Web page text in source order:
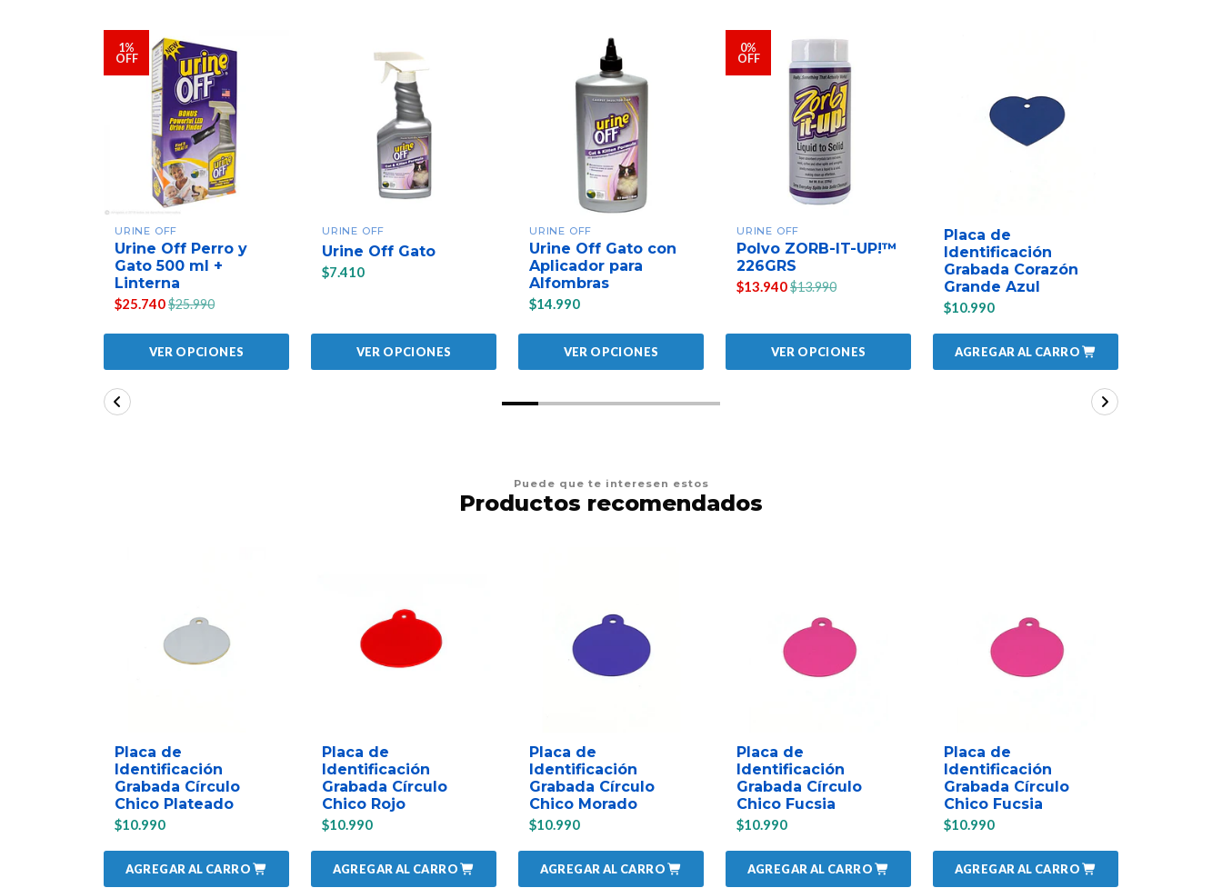
1%
OFF
URINE OFF
Urine Off Perro y
Gato 500 ml +
Linterna
$25.740$25.990
VER OPCIONES
URINE OFF
Urine Off Gato
$7.410
VER OPCIONES
URINE OFF
Urine Off Gato con
Aplicador para
Alfombras
$14.990
VER OPCIONES
0%
OFF
URINE OFF
Polvo ZORB-IT-UP!™
226GRS
$13.940$13.990
VER OPCIONES
Placa de
Identificación
Grabada Corazón
Grande Azul
$10.990
AGREGAR AL CARRO
Puede que te interesen estos
Productos recomendados
Placa de
Identificación
Grabada Círculo
Chico Plateado
$10.990
AGREGAR AL CARRO
Placa de
Identificación
Grabada Círculo
Chico Rojo
$10.990
AGREGAR AL CARRO
Placa de
Identificación
Grabada Círculo
Chico Morado
$10.990
AGREGAR AL CARRO
Placa de
Identificación
Grabada Círculo
Chico Fucsia
$10.990
AGREGAR AL CARRO
Placa de
Identificación
Grabada Círculo
Chico Fucsia
$10.990
AGREGAR AL CARRO